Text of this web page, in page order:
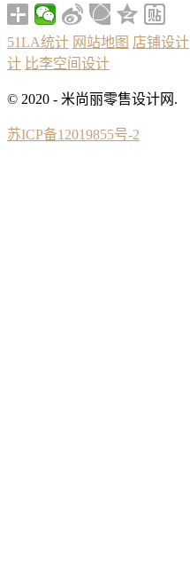
51LA统计 网站地图 店铺设计
计 比李空间设计
© 2020 - 米尚丽零售设计网.
苏ICP备12019855号-2